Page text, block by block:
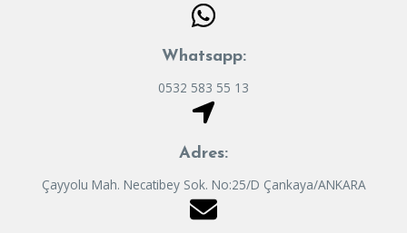
Whatsapp:
0532 583 55 13
Adres:
Çayyolu Mah. Necatibey Sok. No:25/D Çankaya/ANKARA